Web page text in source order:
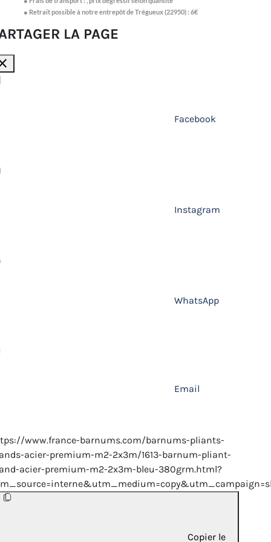
● Retrait possible à notre entrepôt de Trégueux (22950) : 6€
LA PAGE
Facebook
Instagram
WhatsApp
Email
www.france-barnums.com/barnums-pliants-
acier-premium-m2-2x3m/1613-barnum-pliant-
acier-premium-m2-2x3m-bleu-380grm.html?
Copier le